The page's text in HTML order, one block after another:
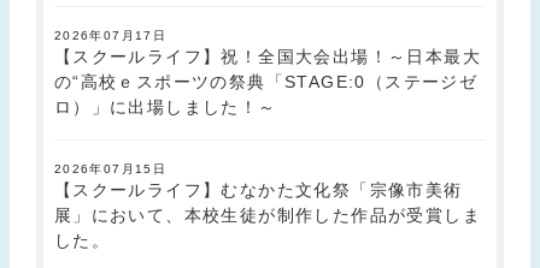
2026年07月17日
【スクールライフ】祝！全国大会出場！～日本最大
の“高校ｅスポーツの祭典「STAGE:0（ステージゼ
ロ）」に出場しました！～
2026年07月15日
【スクールライフ】むなかた文化祭「宗像市美術
展」において、本校生徒が制作した作品が受賞しま
した。